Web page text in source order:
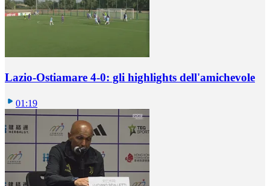
Lazio-Ostiamare 4-0: gli highlights dell'amichevole
01:19